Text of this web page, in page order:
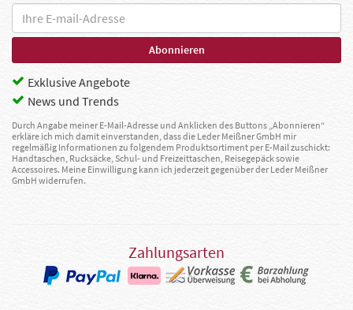
Exklusive Angebote
News und Trends
Durch Angabe meiner E-Mail-Adresse und Anklicken des Buttons „Abonnieren“
erkläre ich mich damit einverstanden, dass die Leder Meißner GmbH mir
regelmäßig Informationen zu folgendem Produktsortiment per E-Mail zuschickt:
Handtaschen, Rucksäcke, Schul- und Freizeittaschen, Reisegepäck sowie
Accessoires. Meine Einwilligung kann ich jederzeit gegenüber der Leder Meißner
GmbH widerrufen.
Zahlungsarten